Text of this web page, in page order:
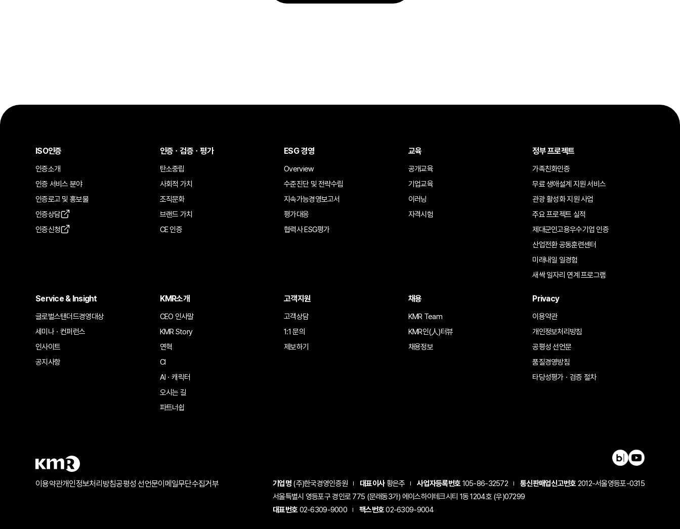
ISO인증
인증소개
인증 서비스 분야
인증로고 및 홍보물
인증상담
인증신청
인증ㆍ검증ㆍ평가
탄소중립
사회적 가치
조직문화
브랜드 가치
CE 인증
ESG 경영
Overview
수준진단 및 전략수립
지속가능경영보고서
평가대응
협력사 ESG평가
교육
공개교육
기업교육
이러닝
자격시험
정부 프로젝트
가족친화인증
무료 생애설계 지원 서비스
관광 활성화 지원 사업
주요 프로젝트 실적
제대군인고용우수기업 인증
산업전환 공동훈련센터
미래내일 일경험
새싹 일자리 연계 프로그램
Service & Insight
글로벌스탠더드경영대상
세미나ㆍ컨퍼런스
인사이트
공지사항
KMR소개
CEO 인사말
KMR Story
연혁
CI
AIㆍ캐릭터
오시는 길
파트너쉽
고객지원
고객상담
1:1 문의
제보하기
채용
KMR Team
KMR인(人)터뷰
채용정보
Privacy
이용약관
개인정보처리방침
공평성 선언문
품질경영방침
타당성평가ㆍ검증 절차
이용약관개인정보처리방침공평성 선언문이메일무단수집거부 기업명 (주)한국경영인증원 대표이사황은주 사업자등록번호105-86-32572 통신판매업신고번호2012-서울영등포-0315
서울특별시 영등포구 경인로 775 (문래동3가) 에이스하이테크시티 1동 1204호 (우)07299
대표번호02-6309-9000 팩스번호02-6309-9004